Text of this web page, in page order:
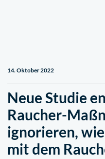
14. Oktober 2022
Neue Studie
Raucher-
ignorieren,
mit dem